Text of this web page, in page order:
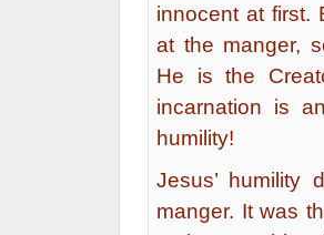
innocent at first.
at the manger,
He is the
incarnation is
humility!
Jesus’ humility
manger. It was